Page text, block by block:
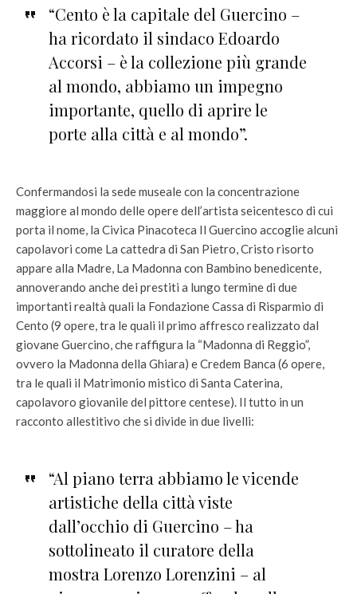
“Cento è la capitale del Guercino –
ha ricordato il sindaco Edoardo
Accorsi – è la collezione più grande
al mondo, abbiamo un impegno
importante, quello di aprire le
porte alla città e al mondo”.
Confermandosi la sede museale con la concentrazione
maggiore al mondo delle opere dell’artista seicentesco di cui
porta il nome, la Civica Pinacoteca Il Guercino accoglie alcuni
capolavori come La cattedra di San Pietro, Cristo risorto
appare alla Madre, La Madonna con Bambino benedicente,
annoverando anche dei prestiti a lungo termine di due
importanti realtà quali la Fondazione Cassa di Risparmio di
Cento (9 opere, tra le quali il primo affresco realizzato dal
giovane Guercino, che raffigura la “Madonna di Reggio”,
ovvero la Madonna della Ghiara) e Credem Banca (6 opere,
tra le quali il Matrimonio mistico di Santa Caterina,
capolavoro giovanile del pittore centese). Il tutto in un
racconto allestitivo che si divide in due livelli:
“Al piano terra abbiamo le vicende
artistiche della città viste
dall’occhio di Guercino – ha
sottolineato il curatore della
mostra Lorenzo Lorenzini – al